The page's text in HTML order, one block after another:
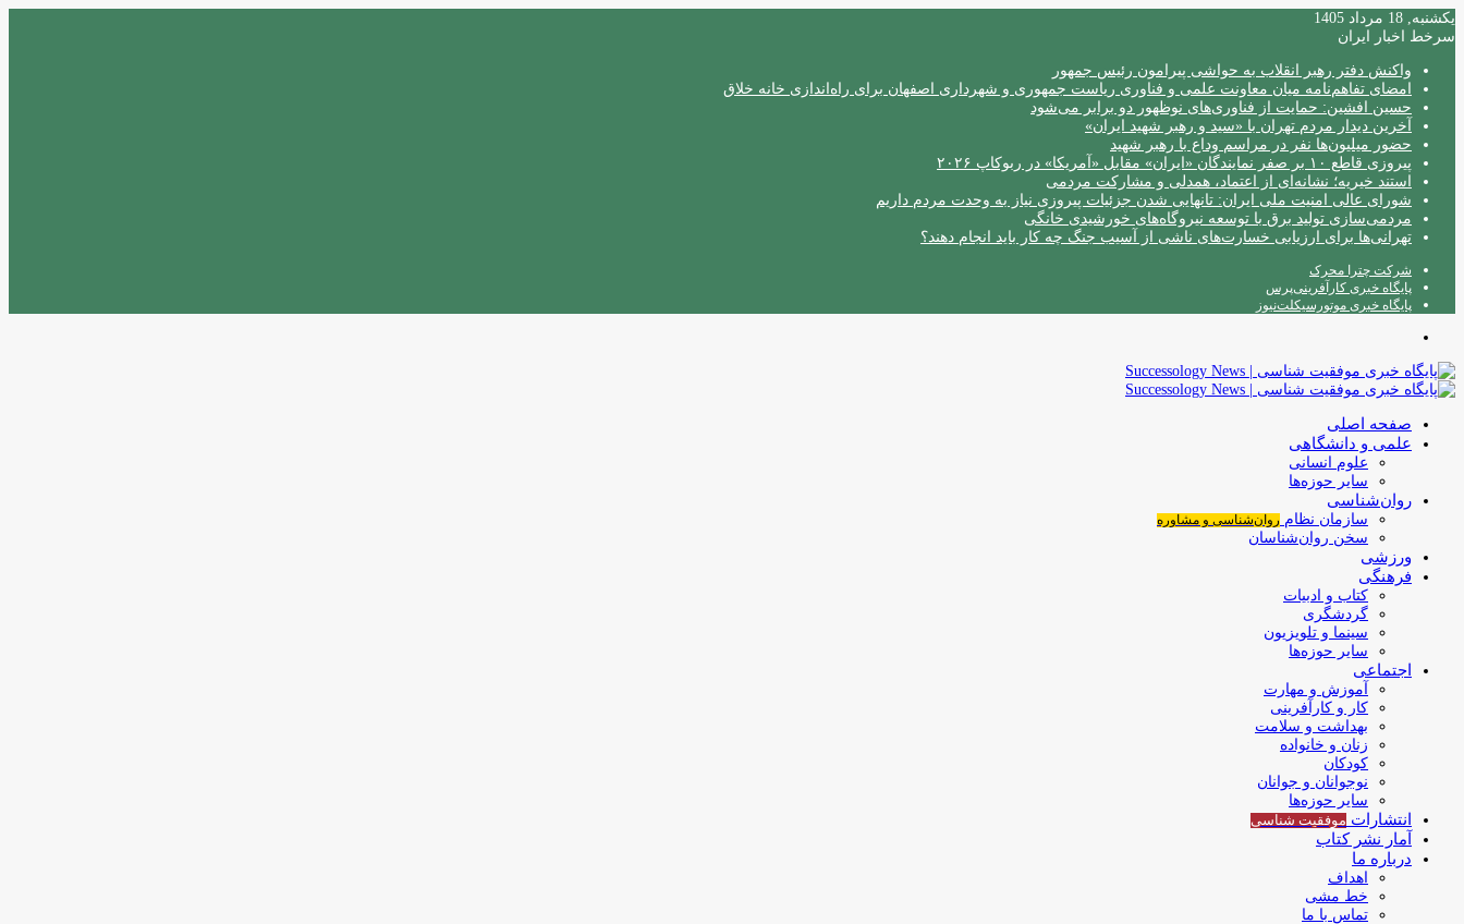
یکشنبه, 18 مرداد 1405
سرخط اخبار ایران
واکنش دفتر رهبر انقلاب به حواشی پیرامون رئیس جمهور
امضای تفاهم‌نامه میان معاونت علمی و فناوری ریاست جمهوری و شهرداری اصفهان برای راه‌اندازی خانه خلاق
حسین افشین: حمایت از فناوری‌های نوظهور دو برابر می‌شود
آخرین دیدار مردم تهران با «سید و رهبر شهید ایران»
حضور میلیون‌ها نفر در مراسم وداع با رهبر شهید
پیروزی قاطع ۱۰ بر صفر نمایندگان «ایران» مقابل «آمریکا» در ربوکاپ ۲۰۲۶
استند خیریه؛ نشانه‌ای از اعتماد، همدلی و مشارکت مردمی
شورای عالی امنیت ملی ایران: تانهایی شدن جزئیات پیروزی نیاز به وحدت مردم داریم
مردمی‌سازی تولید برق با توسعه نیروگاه‌های خورشیدی خانگی
تهرانی‌ها برای ارزیابی خسارت‌های ناشی از آسیب جنگ چه کار باید انجام دهند؟
شرکت چترا محرک
پایگاه خبری کارآفرینی‌پرس
پایگاه خبری موتورسیکلت‌نیوز
صفحه اصلی
علمی و دانشگاهی
علوم انسانی
سایر حوزه‌ها
روان‌شناسی
سازمان نظام روان‌شناسی و مشاوره
سخن روان‌شناسان
ورزشی
فرهنگی
کتاب و ادبیات
گردشگری
سینما و تلویزیون
سایر حوزه‌ها
اجتماعی
آموزش و مهارت
کار و کارآفرینی
بهداشت و سلامت
زنان و خانواده
کودکان
نوجوانان و جوانان
سایر حوزه‌ها
انتشارات موفقیت‌ شناسی
آمار نشر کتاب
درباره ما
اهداف
خط مشی
تماس با ما